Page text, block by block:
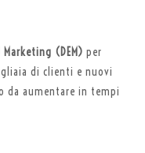
Marketing (DEM) per
di clienti e nuovi
aumentare in tempi